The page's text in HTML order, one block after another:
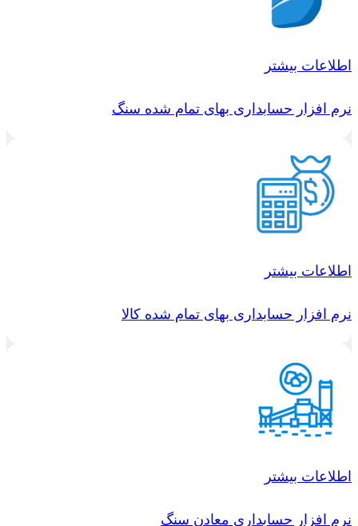
اطلاعات بیشتر
نرم افزار حسابداری بهای تمام شده سنگ
اطلاعات بیشتر
نرم افزار حسابداری بهای تمام شده کالا
اطلاعات بیشتر
نرم افزار حسابداری معادن سنگ